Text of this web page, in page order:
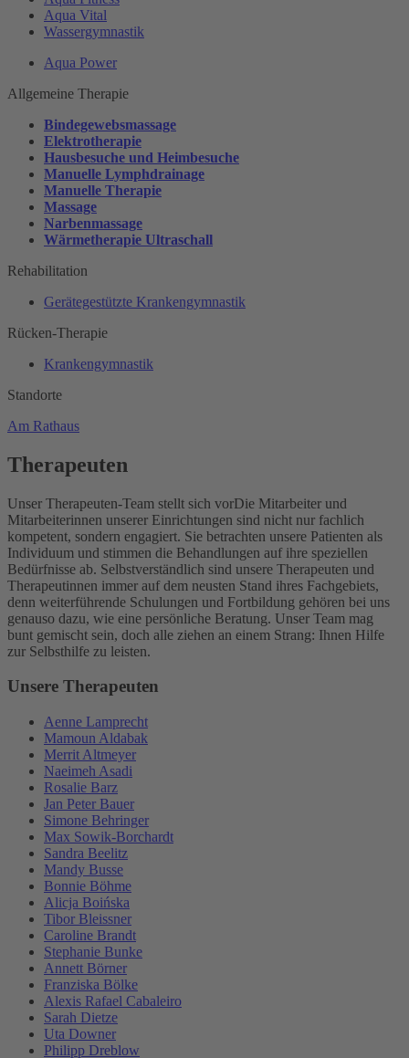
Aqua Vital
Wassergymnastik
Aqua Power
Allgemeine Therapie
Bindegewebsmassage
Elektrotherapie
Hausbesuche und Heimbesuche
Manuelle Lymphdrainage
Manuelle Therapie
Massage
Narbenmassage
Wärmetherapie Ultraschall
Rehabilitation
Gerätegestützte Krankengymnastik
Rücken-Therapie
Krankengymnastik
Standorte
Am Rathaus
Therapeuten
Unser Therapeuten-Team stellt sich vorDie Mitarbeiter und
Mitarbeiterinnen unserer Einrichtungen sind nicht nur fachlich
kompetent, sondern engagiert. Sie betrachten unsere Patienten als
Individuum und stimmen die Behandlungen auf ihre speziellen
Bedürfnisse ab. Selbstverständlich sind unsere Therapeuten und
Therapeutinnen immer auf dem neusten Stand ihres Fachgebiets,
denn weiterführende Schulungen und Fortbildung gehören bei uns
genauso dazu, wie eine persönliche Beratung. Unser Team mag
bunt gemischt sein, doch alle ziehen an einem Strang: Ihnen Hilfe
zur Selbsthilfe zu leisten.
Unsere Therapeuten
Aenne Lamprecht
Mamoun Aldabak
Merrit Altmeyer
Naeimeh Asadi
Rosalie Barz
Jan Peter Bauer
Simone Behringer
Max Sowik-Borchardt
Sandra Beelitz
Mandy Busse
Bonnie Böhme
Alicja Boińska
Tibor Bleissner
Caroline Brandt
Stephanie Bunke
Annett Börner
Franziska Bölke
Alexis Rafael Cabaleiro
Sarah Dietze
Uta Downer
Philipp Dreblow